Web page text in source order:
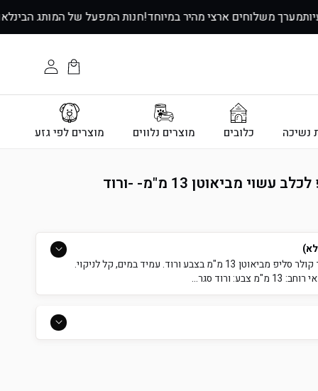
מערך משלוחים ארצי מהיר במיוחד!חנות המפעל של המותג
עגלת
הקניות
התחבר
נשיכה כלובים מוצרים נלווים מוצרים לפי גזע
מביאוטן 13 מ"מ- -ורוד
קולר סליפ ביאוטן 13 מ"מ - ורוד קולר סליפ מביאוטן 13 מ"מ בצבע ורוד. עמיד במים, קל לניקוי.
ורוד סגר...